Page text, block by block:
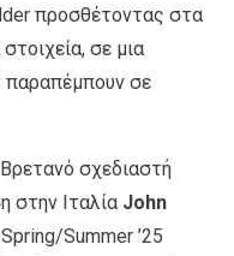
προσθέτοντας στα
σε μια
σε
σχεδιαστή
στην Ιταλία John
Summer ’25